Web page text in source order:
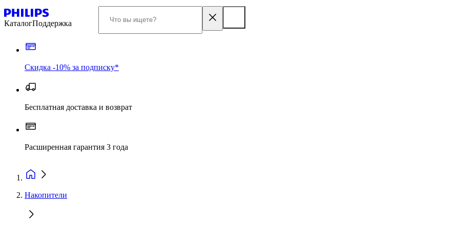
КаталогПоддержка
Скидка -10% за подписку*
Бесплатная доставка и возврат
Расширенная гарантия 3 года
Накопители